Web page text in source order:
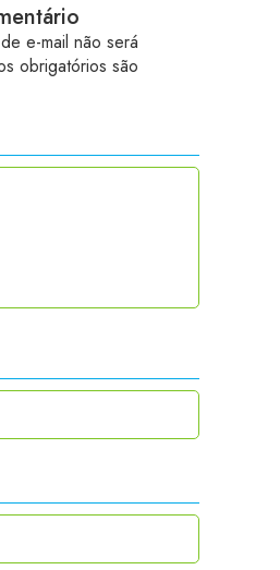
e-mail não será
obrigatórios são